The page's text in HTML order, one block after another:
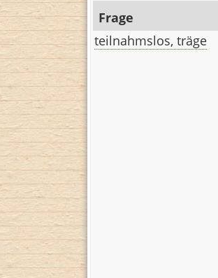
Frage
teilnahmslos, träge